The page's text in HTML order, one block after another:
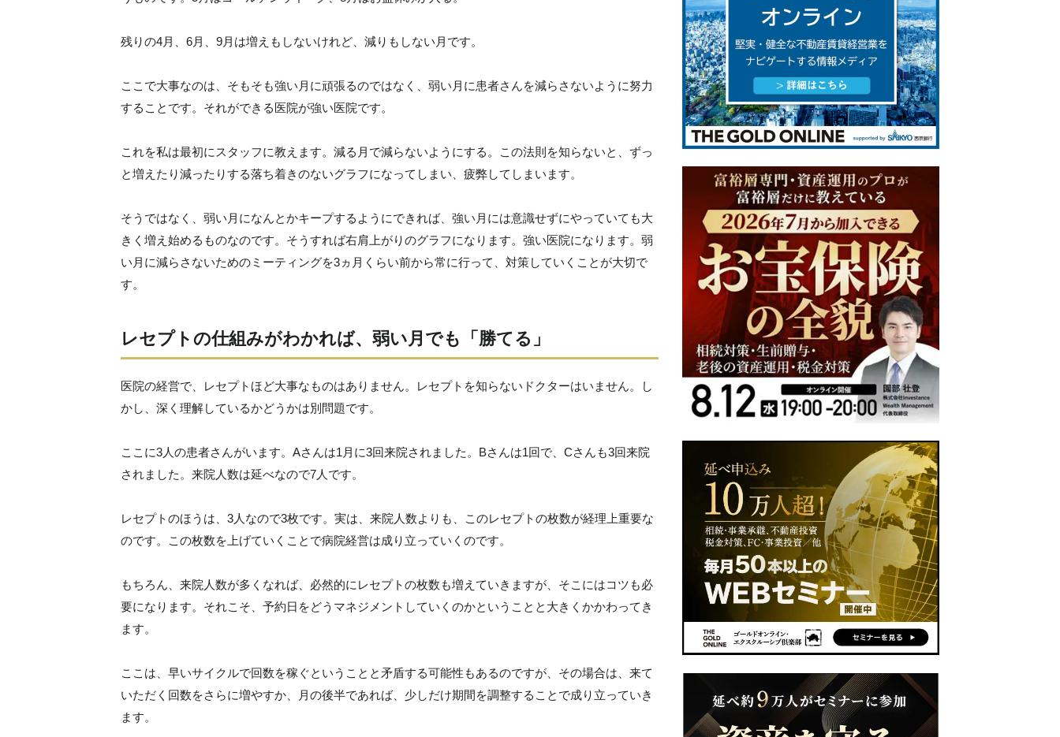
残りの4月、6月、9月は増えもしないけれど、減りもしない月です。
ここで大事なのは、そもそも強い月に頑張るのではなく、弱い月に患者さんを減らさないように努力
することです。それができる医院が強い医院です。
これを私は最初にスタッフに教えます。減る月で減らないようにする。この法則を知らないと、ずっ
と増えたり減ったりする落ち着きのないグラフになってしまい、疲弊してしまいます。
そうではなく、弱い月になんとかキープするようにできれば、強い月には意識せずにやっていても大
きく増え始めるものなのです。そうすれば右肩上がりのグラフになります。強い医院になります。弱
い月に減らさないためのミーティングを3ヵ月くらい前から常に行って、対策していくことが大切で
す。
レセプトの仕組みがわかれば、弱い月でも「勝てる」
医院の経営で、レセプトほど大事なものはありません。レセプトを知らないドクターはいません。し
かし、深く理解しているかどうかは別問題です。
ここに3人の患者さんがいます。Aさんは1月に3回来院されました。Bさんは1回で、Cさんも3回来院
されました。来院人数は延べなので7人です。
レセプトのほうは、3人なので3枚です。実は、来院人数よりも、このレセプトの枚数が経理上重要な
のです。この枚数を上げていくことで病院経営は成り立っていくのです。
もちろん、来院人数が多くなれば、必然的にレセプトの枚数も増えていきますが、そこにはコツも必
要になります。それこそ、予約日をどうマネジメントしていくのかということと大きくかかわってき
ます。
ここは、早いサイクルで回数を稼ぐということと矛盾する可能性もあるのですが、その場合は、来て
いただく回数をさらに増やすか、月の後半であれば、少しだけ期間を調整することで成り立っていき
ます。